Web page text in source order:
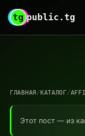
tg public.tg
ГЛАВНАЯ / КАТАЛОГ/
Этот пост — из